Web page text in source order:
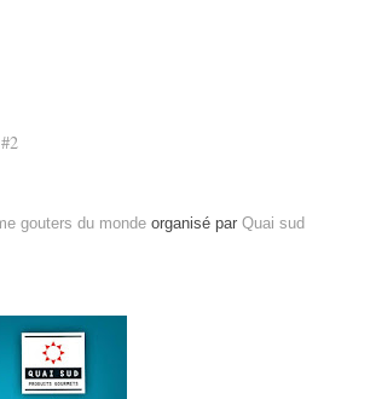
gouters du monde organisé par Quai sud